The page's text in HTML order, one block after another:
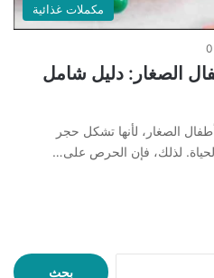
مكملات غذائية
0
الصغار: دليل شامل
الصغار، لأنها تشكل حجر
لذلك، فإن الحرص على…